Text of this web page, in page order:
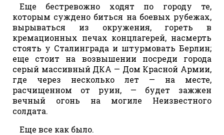
Еще бестревожно ходят по городу те,
которым суждено биться на боевых рубежах,
вырываться из окружения, гореть в
кремационных печах концлагерей, насмерть
стоять у Сталинграда и штурмовать Берлин;
еще стоит на возвышении посреди города
серый массивный ДКА — Дом Красной Армии,
где через несколько лет — на месте,
расчищенном от руин, — будет зажжен
вечный огонь на могиле Неизвестного
солдата.
Еще все как было.